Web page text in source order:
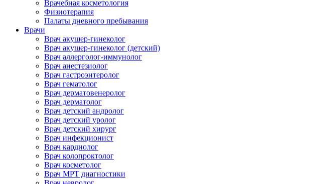
Врачебная косметология
Физиотерапия
Палаты дневного пребывания
Врачи
Врач акушер-гинеколог
Врач акушер-гинеколог (детский)
Врач аллерголог-иммунолог
Врач анестезиолог
Врач гастроэнтеролог
Врач гематолог
Врач дерматовенеролог
Врач дерматолог
Врач детский андролог
Врач детский уролог
Врач детский хирург
Врач инфекционист
Врач кардиолог
Врач колопроктолог
Врач косметолог
Врач МРТ диагностики